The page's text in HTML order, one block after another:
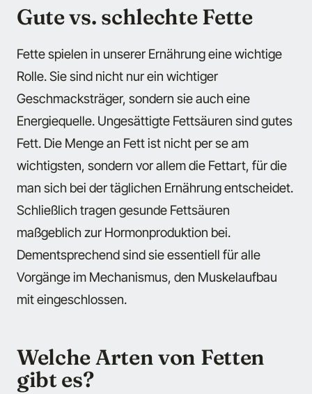
Gute vs. schlechte Fette
Fette spielen in unserer Ernährung eine wichtige
Rolle. Sie sind nicht nur ein wichtiger
Geschmacksträger, sondern sie auch eine
Energiequelle. Ungesättigte Fettsäuren sind gutes
Fett. Die Menge an Fett ist nicht per se am
wichtigsten, sondern vor allem die Fettart, für die
man sich bei der täglichen Ernährung entscheidet.
Schließlich tragen gesunde Fettsäuren
maßgeblich zur Hormonproduktion bei.
Dementsprechend sind sie essentiell für alle
Vorgänge im Mechanismus, den Muskelaufbau
mit eingeschlossen.
Welche Arten von Fetten
gibt es?